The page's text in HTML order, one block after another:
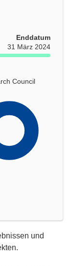
Enddatum
31 März 2024
Council
und